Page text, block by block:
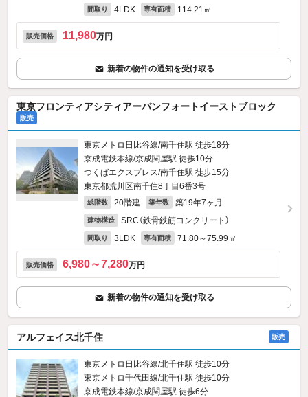
間取り 4LDK 専有面積 114.21㎡
販売価格 11,980万円
新着の物件の通知を受け取る
東京フロンティアシティアーバンフォートイーストブロック
販売
東京メトロ日比谷線/南千住駅 徒歩18分
京成電鉄本線/京成関屋駅 徒歩10分
つくばエクスプレス/南千住駅 徒歩15分
東京都荒川区南千住8丁目6番3号
総階数 20階建 築年数 築19年7ヶ月
建物構造 SRC（鉄骨鉄筋コンクリート）
間取り 3LDK 専有面積 71.80～75.99㎡
販売価格 6,980～7,280万円
新着の物件の通知を受け取る
アルフェイス北千住 販売
東京メトロ日比谷線/北千住駅 徒歩10分
東京メトロ千代田線/北千住駅 徒歩10分
京成電鉄本線/京成関屋駅 徒歩6分